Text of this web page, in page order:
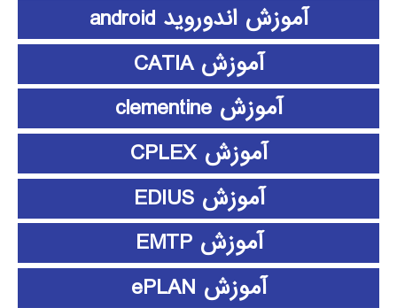
آموزش اندوروید android
آموزش CATIA
آموزش clementine
آموزش CPLEX
آموزش EDIUS
آموزش EMTP
آموزش ePLAN